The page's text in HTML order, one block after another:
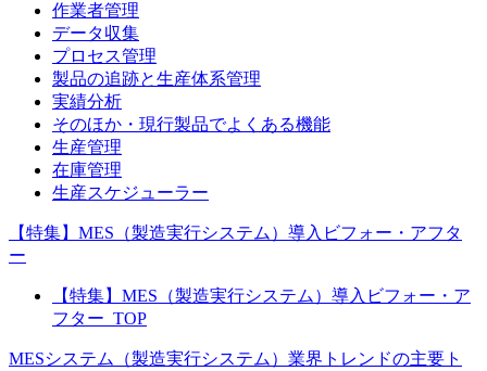
作業者管理
データ収集
プロセス管理
製品の追跡と生産体系管理
実績分析
そのほか・現行製品でよくある機能
生産管理
在庫管理
生産スケジューラー
【特集】MES（製造実行システム）導入ビフォー・アフタ
ー
【特集】MES（製造実行システム）導入ビフォー・ア
フター_TOP
MESシステム（製造実行システム）業界トレンドの主要ト